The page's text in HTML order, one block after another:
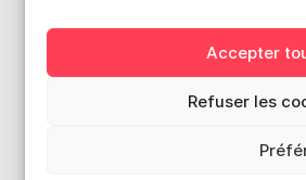
Accepter
Refuser les